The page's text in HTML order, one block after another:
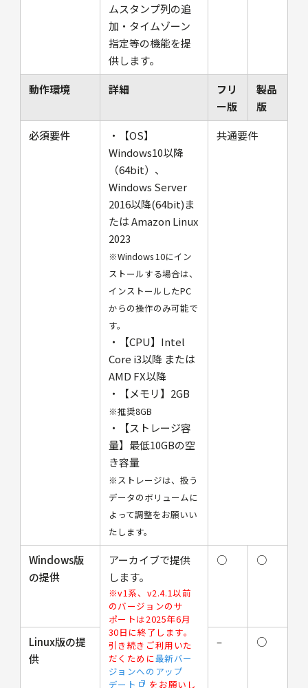
ムスタンプ列の追
加・タイムゾーン
指定等の機能を提
供します。
動作環境 詳細
フリ
ー版
製品
版
必須要件
・【OS】
Windows10以降
（64bit）、
Windows Server
2016以降(64bit)ま
たは Amazon Linux
2023
※Windows 10にイン
ストールする場合は、
インストールしたPC
からの操作のみ可能で
す。
・【CPU】Intel
Core i3以降 または
AMD FX以降
・【メモリ】2GB
※推奨8GB
・【ストレージ容
量】最低10GBの空
き容量
※ストレージは、扱う
データのボリュームに
よって調整をお願いい
たします。
共通要件
Windows版
の提供
アーカイブで提供
します。
※v1系、v2.4.1以前
のバージョンのサ
ポートは2025年6月
30日に終了します。
引き続きご利用いた
だくために最新バー
ジョンへのアップ
デート
をお願いし
○ ○
Linux版の提
供
– ○